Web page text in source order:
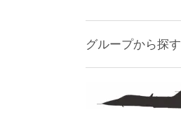
グループから探す